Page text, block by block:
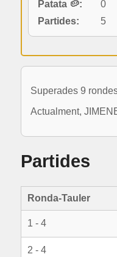
Patata 🥔:
0
Partides:
5
Superades 9
Actualment,
Partides
Ronda-Tauler
1 - 4
2 - 4